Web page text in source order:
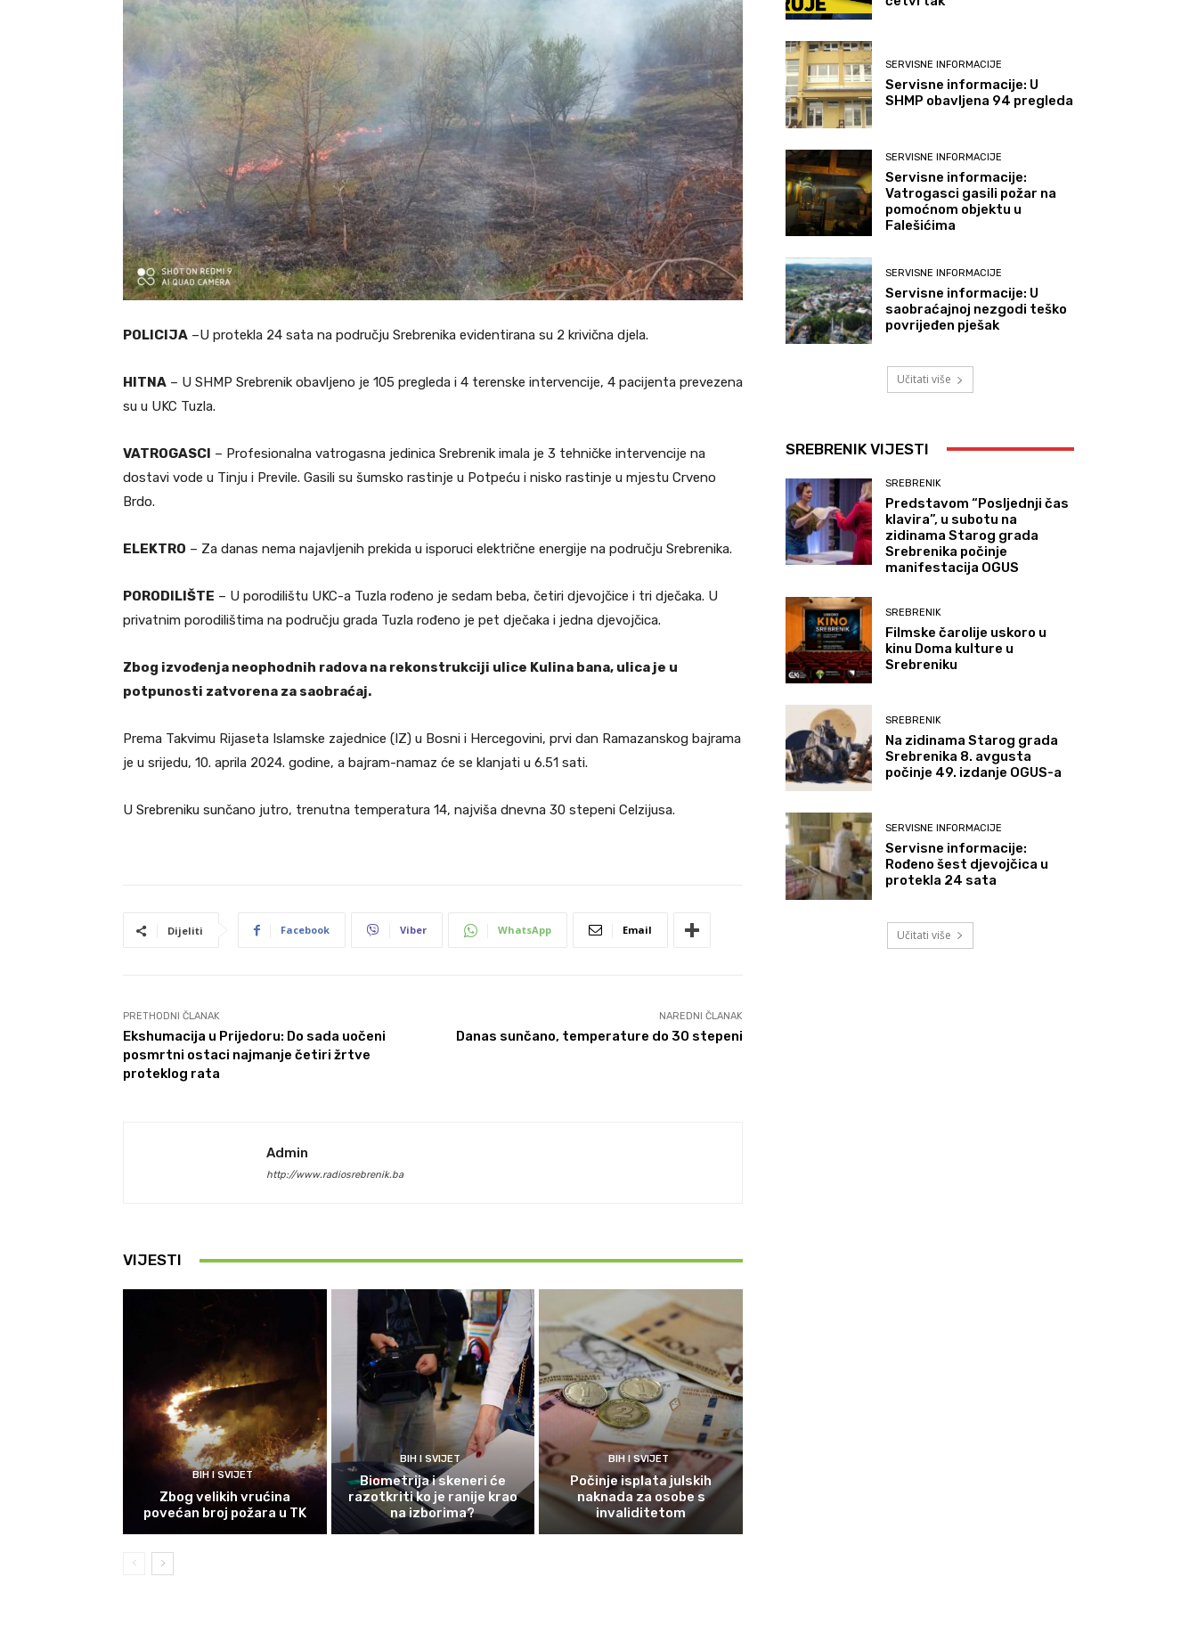
POLICIJA –U protekla 24 sata na području Srebrenika evidentirana su 2 krivična djela.
HITNA – U SHMP Srebrenik obavljeno je 105 pregleda i 4 terenske intervencije, 4 pacijenta prevezena
su u UKC Tuzla.
VATROGASCI – Profesionalna vatrogasna jedinica Srebrenik imala je 3 tehničke intervencije na
dostavi vode u Tinju i Previle. Gasili su šumsko rastinje u Potpeću i nisko rastinje u mjestu Crveno
Brdo.
ELEKTRO – Za danas nema najavljenih prekida u isporuci električne energije na području Srebrenika.
PORODILIŠTE – U porodilištu UKC-a Tuzla rođeno je sedam beba, četiri djevojčice i tri dječaka. U
privatnim porodilištima na području grada Tuzla rođeno je pet dječaka i jedna djevojčica.
Zbog izvođenja neophodnih radova na rekonstrukciji ulice Kulina bana, ulica je u
potpunosti zatvorena za saobraćaj.
Prema Takvimu Rijaseta Islamske zajednice (IZ) u Bosni i Hercegovini, prvi dan Ramazanskog bajrama
je u srijedu, 10. aprila 2024. godine, a bajram-namaz će se klanjati u 6.51 sati.
U Srebreniku sunčano jutro, trenutna temperatura 14, najviša dnevna 30 stepeni Celzijusa.
Dijeliti Facebook Viber WhatsApp Email
PRETHODNI ČLANAK
Ekshumacija u Prijedoru: Do sada uočeni
posmrtni ostaci najmanje četiri žrtve
proteklog rata
NAREDNI ČLANAK
Danas sunčano, temperature do 30 stepeni
Admin
http://www.radiosrebrenik.ba
VIJESTI
BIH I SVIJET
Zbog velikih vrućina
povećan broj požara u TK
BIH I SVIJET
Biometrija i skeneri će
razotkriti ko je ranije krao
na izborima?
BIH I SVIJET
Počinje isplata julskih
naknada za osobe s
invaliditetom
SERVISNE INFORMACIJE
Servisne informacije: U
SHMP obavljena 94 pregleda
SERVISNE INFORMACIJE
Servisne informacije:
Vatrogasci gasili požar na
pomoćnom objektu u
Falešićima
SERVISNE INFORMACIJE
Servisne informacije: U
saobraćajnoj nezgodi teško
povrijeđen pješak
Učitati više
SREBRENIK VIJESTI
SREBRENIK
Predstavom “Posljednji čas
klavira”, u subotu na
zidinama Starog grada
Srebrenika počinje
manifestacija OGUS
SREBRENIK
Filmske čarolije uskoro u
kinu Doma kulture u
Srebreniku
SREBRENIK
Na zidinama Starog grada
Srebrenika 8. avgusta
počinje 49. izdanje OGUS-a
SERVISNE INFORMACIJE
Servisne informacije:
Rođeno šest djevojčica u
protekla 24 sata
Učitati više